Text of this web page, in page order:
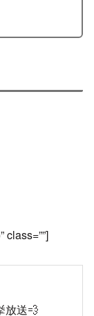
class=””]
放送💨